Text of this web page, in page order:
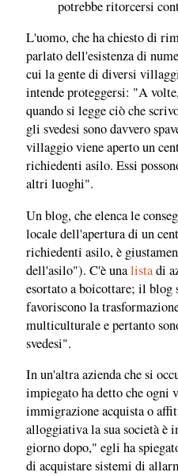
potrebbe ritorcersi
L'uomo, che ha chiesto di
parlato dell'esistenza di
cui la gente di diversi
intende proteggersi: "A
quando si legge ciò che
gli svedesi sono davvero
villaggio viene aperto un
richiedenti asilo. Essi
altri luoghi".
Un blog, che elenca le
locale dell'apertura di un
richiedenti asilo, è
dell'asilo"). C'è unalistadi
esortato a boicottare; il blog
favoriscono la
multiculturale e pertanto
svedesi".
In un'altra azienda che si
impiegato ha detto che ogni
immigrazione acquista o
alloggiativa la sua società è
giorno dopo," egli ha
di acquistare sistemi di